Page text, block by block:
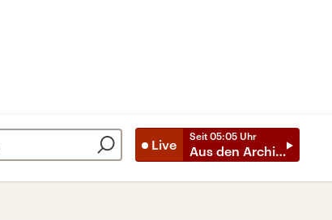
Live
Seit 05:05 Uhr
Aus den Archiven